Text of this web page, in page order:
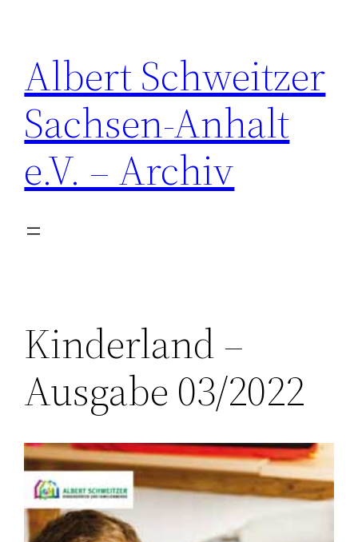
springen
Albert Schweitzer
Sachsen-Anhalt
e.V. – Archiv
Kinderland –
Ausgabe 03/2022